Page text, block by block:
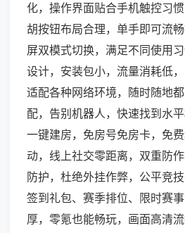
化，操作界面贴合手机触控习
胡按钮布局合理，单手即可流
屏双模式切换，满足不同使用
设计，安装包小，流量消耗低，
适配各种网络环境，随时随地
配，告别机器人，快速找到水
一键建房，免房号免房卡，免
动，线上社交零距离，双重防
防护，杜绝外挂作弊，公平竞
签到礼包、赛季排位、限时赛
厚，零氪也能畅玩，画面高清流